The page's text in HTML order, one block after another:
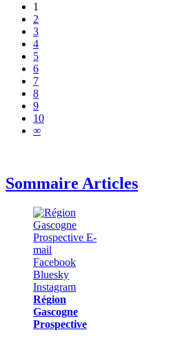
1
2
3
4
5
6
7
8
9
10
∞
Sommaire Articles
Région
Gascogne
Prospective